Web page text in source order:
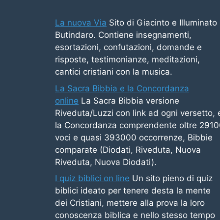
La nuova Via Sito di Giacinto e Illuminato
Butindaro. Contiene insegnamenti,
esortazioni, confutazioni, domande e
risposte, testimonianze, meditazioni,
cantici cristiani con la musica.
La Sacra Bibbia e la Concordanza
online La Sacra Bibbia versione
Riveduta/Luzzi con link ad ogni versetto,
la Concordanza comprendente oltre
voci e quasi 393000 occorrenze, Bibbie
comparate (Diodati, Riveduta, Nuova
Riveduta, Nuova Diodati).
I quiz biblici on line Un sito pieno di quiz
biblici ideato per tenere desta la mente
dei Cristiani, mettere alla prova la loro
conoscenza biblica e nello stesso tempo